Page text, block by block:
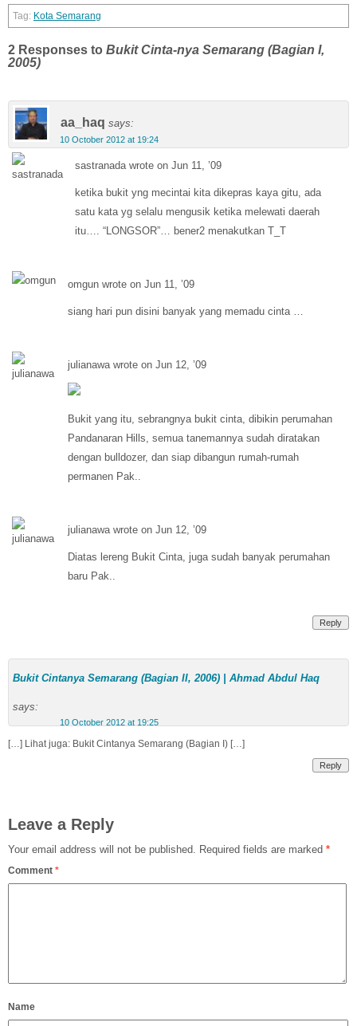
Kota Semarang
2 Responses to Bukit Cinta-nya Semarang (Bagian I,
2005)
aa_haq says:
10 October 2012 at 19:24
sastranada wrote on Jun 11, ’09
ketika bukit yng mecintai kita dikepras kaya gitu, ada
satu kata yg selalu mengusik ketika melewati daerah
itu…. “LONGSOR”… bener2 menakutkan T_T
omgun wrote on Jun 11, ’09
siang hari pun disini banyak yang memadu cinta …
julianawa wrote on Jun 12, ’09
Bukit yang itu, sebrangnya bukit cinta, dibikin perumahan
Pandanaran Hills, semua tanemannya sudah diratakan
dengan bulldozer, dan siap dibangun rumah-rumah
permanen Pak..
julianawa wrote on Jun 12, ’09
Diatas lereng Bukit Cinta, juga sudah banyak perumahan
baru Pak..
Reply
Bukit Cintanya Semarang (Bagian II, 2006) | Ahmad Abdul Haq
says:
10 October 2012 at 19:25
[…] Lihat juga: Bukit Cintanya Semarang (Bagian I) […]
Reply
Leave a Reply
Your email address will not be published. Required fields are marked *
Comment *
Name